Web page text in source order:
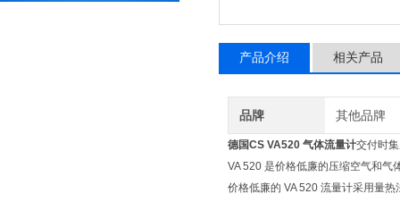
产品介绍 相关产品
品牌 其他品牌
德国CS VA520 气体流量计交付时
VA 520 是价格低廉的压缩空气和气
价格低廉的 VA 520 流量计采用量